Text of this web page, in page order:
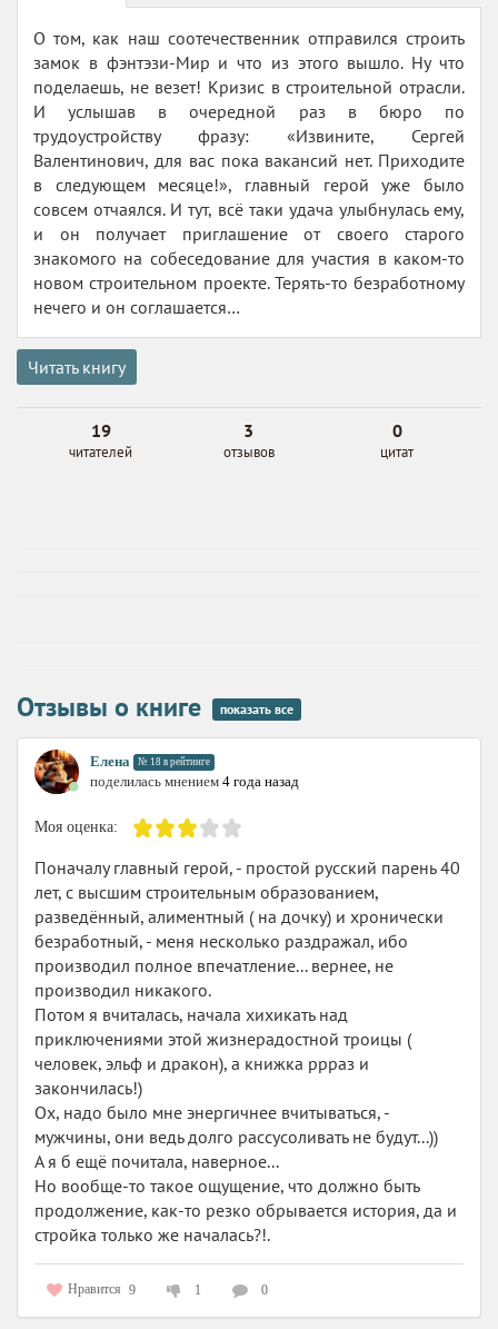
О том, как наш соотечественник отправился строить
замок в фэнтэзи-Мир и что из этого вышло. Ну что
поделаешь, не везет! Кризис в строительной отрасли.
И услышав в очередной раз в бюро по
трудоустройству фразу: «Извините, Сергей
Валентинович, для вас пока вакансий нет. Приходите
в следующем месяце!», главный герой уже было
совсем отчаялся. И тут, всё таки удача улыбнулась ему,
и он получает приглашение от своего старого
знакомого на собеседование для участия в каком-то
новом строительном проекте. Терять-то безработному
нечего и он соглашается…
Читать книгу
19
читателей
3
отзывов
0
цитат
Отзывы о книге показать все
Елена № 18 в рейтинге
поделилась мнением 4 года назад
Моя оценка:
Поначалу главный герой, - простой русский парень 40
лет, с высшим строительным образованием,
разведённый, алиментный ( на дочку) и хронически
безработный, - меня несколько раздражал, ибо
производил полное впечатление... вернее, не
производил никакого.
Потом я вчиталась, начала хихикать над
приключениями этой жизнерадостной троицы (
человек, эльф и дракон), а книжка ррраз и
закончилась!)
Ох, надо было мне энергичнее вчитываться, -
мужчины, они ведь долго рассусоливать не будут...))
А я б ещё почитала, наверное...
Но вообще-то такое ощущение, что должно быть
продолжение, как-то резко обрывается история, да и
стройка только же началась?!.
Нравится 9 1 0